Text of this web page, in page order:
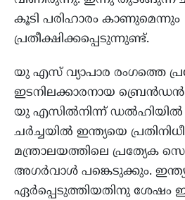
കൂടി പരിഹാരം കാണുമെന്നും
പ്രതീക്ഷിക്കപ്പെടുന്നുണ്ട്.
യു എസ് വ്യാപാര രംഗത്തെ
ഇടനിലക്കാരനായ
യു എസില്‍നിന്ന്
ചര്‍ച്ചയില്‍ ഇന്ത്യയെ
മന്ത്രാലയത്തിലെ പ്രത്യേക
അഗര്‍വാള്‍ പങ്കെടുക്കും.
ഏര്‍പ്പെടുത്തിയതിനു ശേഷം